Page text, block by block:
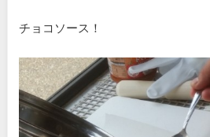
チョコソース！